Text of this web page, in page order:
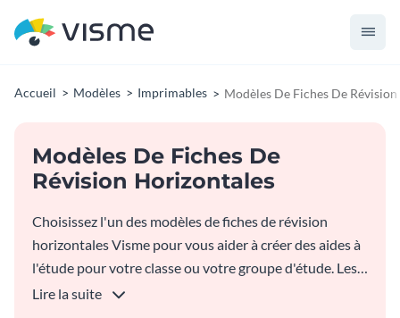
Accueil Modèles Imprimables Modèles De Fiches De
Modèles De Fiches De
Révision Horizontales
Choisissez l'un des modèles de fiches de révision
horizontales Visme pour vous aider à créer des aides à
l'étude pour votre classe ou votre groupe d'étude. Les
fiches de révision sont un excellent moyen de
Lire la suite